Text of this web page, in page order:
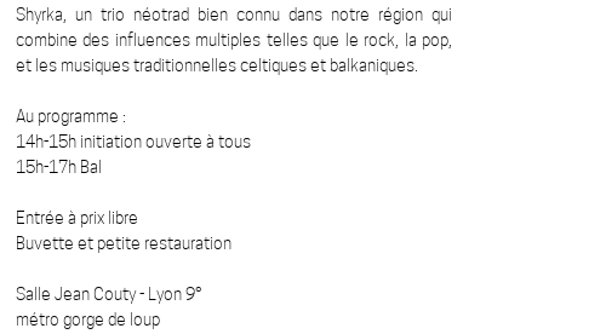
Shyrka, un trio néotrad bien connu dans notre région qui
combine des influences multiples telles que le rock, la pop,
et les musiques traditionnelles celtiques et balkaniques.
Au programme :
14h-15h initiation ouverte à tous
15h-17h Bal
Entrée à prix libre
Buvette et petite restauration
Salle Jean Couty - Lyon 9°
métro gorge de loup